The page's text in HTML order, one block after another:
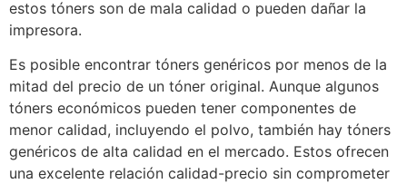
estos tóners son de mala calidad o pueden dañar la
impresora.
Es posible encontrar tóners genéricos por menos de la
mitad del precio de un tóner original. Aunque algunos
tóners económicos pueden tener componentes de
menor calidad, incluyendo el polvo, también hay tóners
genéricos de alta calidad en el mercado. Estos ofrecen
una excelente relación calidad-precio sin comprometer